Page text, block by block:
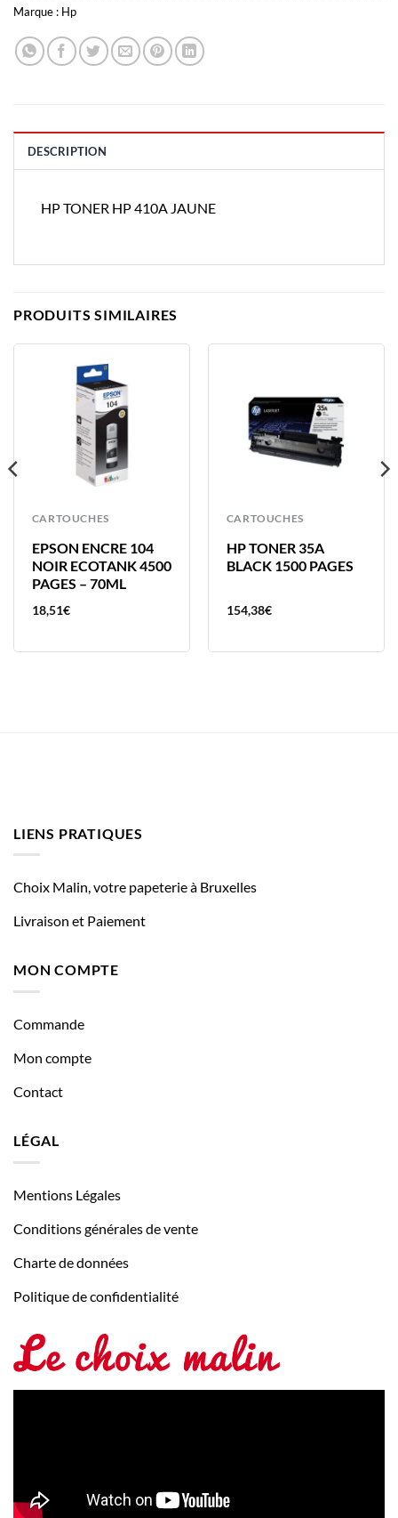
Marque : Hp
DESCRIPTION
HP TONER HP 410A JAUNE
PRODUITS SIMILAIRES
CARTOUCHES
EPSON ENCRE 104
NOIR ECOTANK 4500
PAGES – 70ML
18,51€
CARTOUCHES
HP TONER 35A
BLACK 1500 PAGES
154,38€
LIENS PRATIQUES
Choix Malin, votre papeterie à Bruxelles
Livraison et Paiement
MON COMPTE
Commande
Mon compte
Contact
LÉGAL
Mentions Légales
Conditions générales de vente
Charte de données
Politique de confidentialité